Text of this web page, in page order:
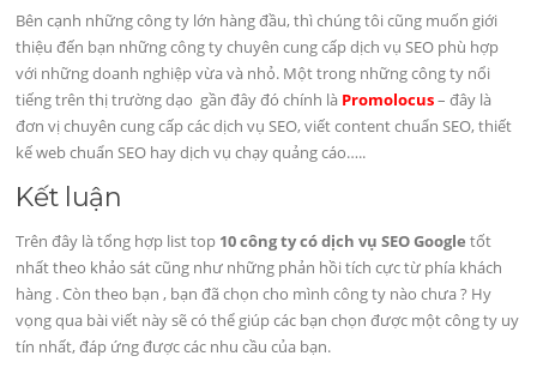
Bên cạnh những công ty lớn hàng đầu, thì chúng tôi cũng muốn giới
thiệu đến bạn những công ty chuyên cung cấp dịch vụ SEO phù hợp
với những doanh nghiệp vừa và nhỏ. Một trong những công ty nổi
tiếng trên thị trường dạo gần đây đó chính là Promolocus– đây là
đơn vị chuyên cung cấp các dịch vụ SEO, viết content chuẩn SEO, thiết
kế web chuẩn SEO hay dịch vụ chạy quảng cáo…..
Kết luận
Trên đây là tổng hợp list top 10 công ty có dịch vụ SEO Google tốt
nhất theo khảo sát cũng như những phản hồi tích cực từ phía khách
hàng . Còn theo bạn , bạn đã chọn cho mình công ty nào chưa ? Hy
vọng qua bài viết này sẽ có thể giúp các bạn chọn được một công ty uy
tín nhất, đáp ứng được các nhu cầu của bạn.